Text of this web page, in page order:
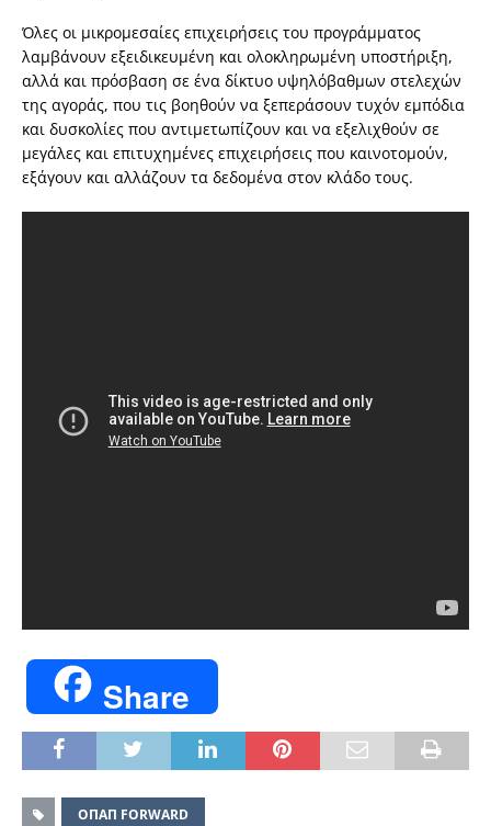
Όλες οι μικρομεσαίες επιχειρήσεις του προγράμματος
λαμβάνουν εξειδικευμένη και ολοκληρωμένη υποστήριξη,
αλλά και πρόσβαση σε ένα δίκτυο υψηλόβαθμων στελεχών
της αγοράς, που τις βοηθούν να ξεπεράσουν τυχόν εμπόδια
και δυσκολίες που αντιμετωπίζουν και να εξελιχθούν σε
μεγάλες και επιτυχημένες επιχειρήσεις που καινοτομούν,
εξάγουν και αλλάζουν τα δεδομένα στον κλάδο τους.
Share
ΟΠΑΠ FORWARD